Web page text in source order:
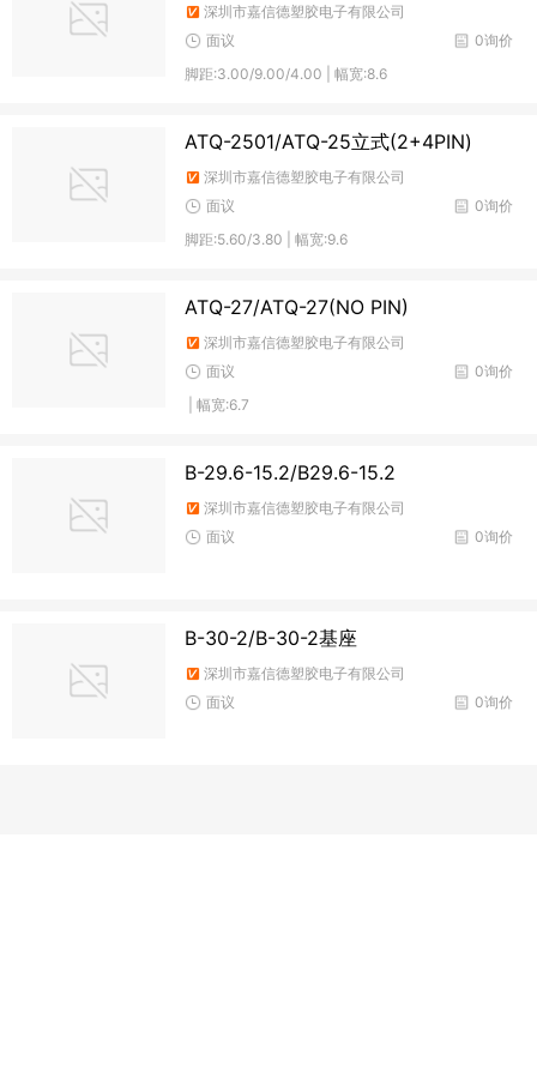
深圳市嘉信德塑胶电子有限公司
0询价
面议
脚距:3.00/9.00/4.00 | 幅宽:8.6
ATQ-2501/ATQ-25立式(2+4PIN)
深圳市嘉信德塑胶电子有限公司
0询价
面议
脚距:5.60/3.80 | 幅宽:9.6
ATQ-27/ATQ-27(NO PIN)
深圳市嘉信德塑胶电子有限公司
0询价
面议
| 幅宽:6.7
B-29.6-15.2/B29.6-15.2
深圳市嘉信德塑胶电子有限公司
0询价
面议
B-30-2/B-30-2基座
深圳市嘉信德塑胶电子有限公司
0询价
面议